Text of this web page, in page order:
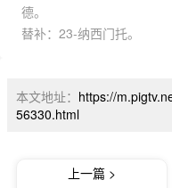
德。
替补：23-纳西门托。
本文地址： https://
56330.html
上一篇 >